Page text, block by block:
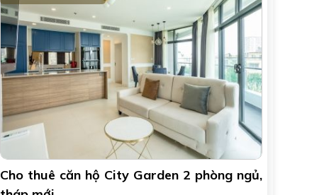
Cho thuê căn hộ City Garden 2 phòng ngủ,